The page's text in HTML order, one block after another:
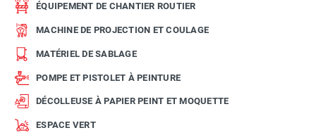
ÉQUIPEMENT DE CHANTIER ROUTIER
MACHINE DE PROJECTION ET COULAGE
MATÉRIEL DE SABLAGE
POMPE ET PISTOLET À PEINTURE
DÉCOLLEUSE À PAPIER PEINT ET MOQUETTE
ESPACE VERT